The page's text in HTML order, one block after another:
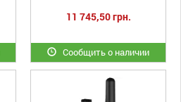
11 745,50 грн.
Сообщить о наличии